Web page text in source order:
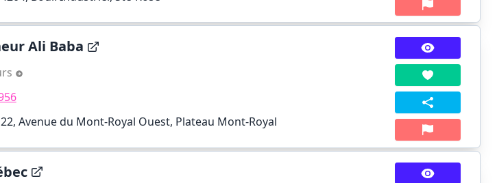
Ali Baba
Avenue du Mont-Royal Ouest, Plateau Mont-Royal